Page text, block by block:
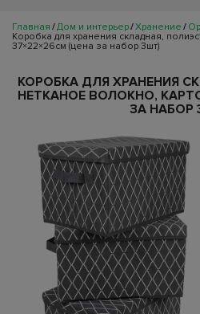
Главная Дом и интерьер Хранение
Коробка для хранения складная,
37×22×26см (цена за набор 3шт)
КОРОБКА ДЛЯ ХРАНЕНИЯ
НЕТКАНОЕ ВОЛОКНО,
ЗА НАБОР